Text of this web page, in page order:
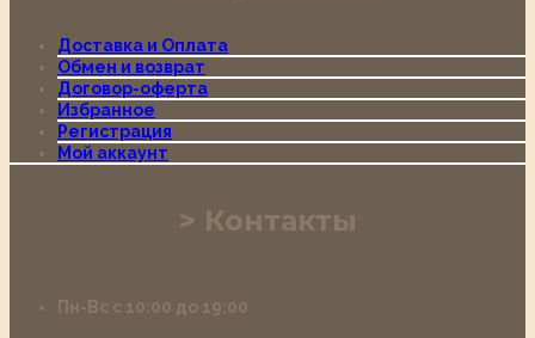
Доставка и Оплата
Обмен и возврат
Договор-оферта
Избранное
Регистрация
Мой аккаунт
Контакты
Пн-Вс с 10:00 до 19:00